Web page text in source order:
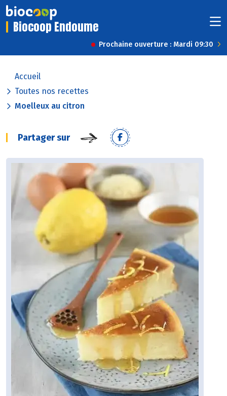
Biocoop Endoume
Prochaine ouverture : Mardi 09:30
Accueil
Toutes nos recettes
Moelleux au citron
Partager sur